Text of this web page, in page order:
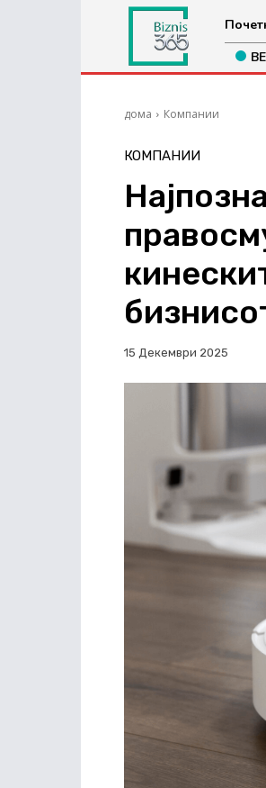
дома Компании
КОМПАНИИ
15 Декември 2025